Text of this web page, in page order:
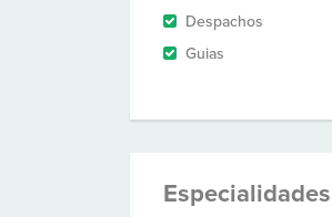
Despachos
Guias
Especialidades